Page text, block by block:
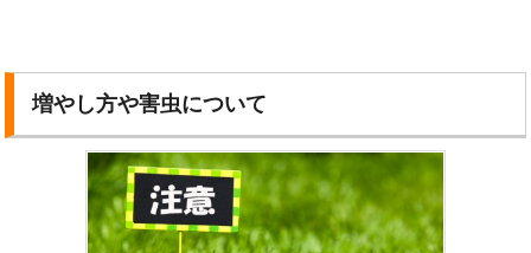
増やし方や害虫について